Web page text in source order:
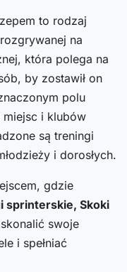
to rodzaj
na
która polega na
by zostawił on
polu
miejsc i klubów
są treningi
i dorosłych.
gdzie
sprinterskie, Skoki
swoje
i spełniać